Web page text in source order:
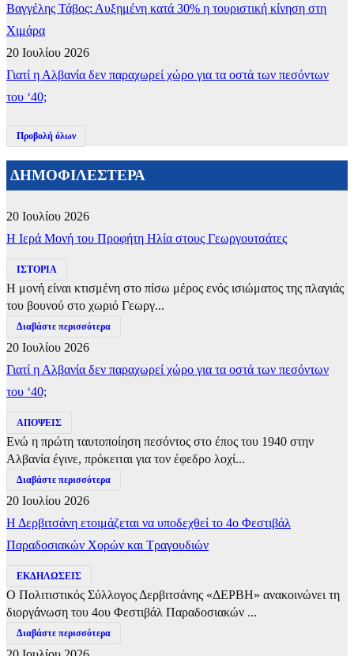
Βαγγέλης Τάβος: Αυξημένη κατά 30% η τουριστική κίνηση στη
Χιμάρα
20 Ιουλίου 2026
Γιατί η Αλβανία δεν παραχωρεί χώρο για τα οστά των πεσόντων
του ‘40;
Προβολή όλων
ΔΗΜΟΦΙΛΕΣΤΕΡΑ
20 Ιουλίου 2026
​Η Ιερά Μονή του Προφήτη Ηλία στους Γεωργουτσάτες
ΙΣΤΟΡΙΑ
Η μονή είναι κτισμένη στο πίσω μέρος ενός ισιώματος της πλαγιάς
του βουνού στο χωριό Γεωργ...
Διαβάστε περισσότερα
20 Ιουλίου 2026
Γιατί η Αλβανία δεν παραχωρεί χώρο για τα οστά των πεσόντων
του ‘40;
ΑΠΟΨΕΙΣ
Ενώ η πρώτη ταυτοποίηση πεσόντος στο έπος του 1940 στην
Αλβανία έγινε, πρόκειται για τον έφεδρο λοχί...
Διαβάστε περισσότερα
20 Ιουλίου 2026
Η Δερβιτσάνη ετοιμάζεται να υποδεχθεί το 4ο Φεστιβάλ
Παραδοσιακών Χορών και Τραγουδιών
ΕΚΔΗΛΩΣΕΙΣ
Ο Πολιτιστικός Σύλλογος Δερβιτσάνης «ΔΕΡΒΗ» ανακοινώνει τη
διοργάνωση του 4ου Φεστιβάλ Παραδοσιακών ...
Διαβάστε περισσότερα